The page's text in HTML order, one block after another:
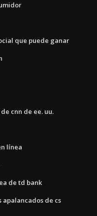
que puede ganar
cnn de ee. uu.
línea
de td bank
de cs